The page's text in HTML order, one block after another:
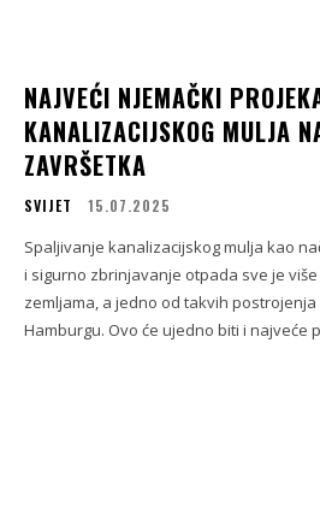
NAJVEĆI NJEMAČKI
KANALIZACIJSKOG MULJA
ZAVRŠETKA
SVIJET 15.07.2025
Spaljivanje kanalizacijskog mulja kao
i sigurno zbrinjavanje otpada sve je
zemljama, a jedno od takvih
Hamburgu. Ovo će ujedno biti i najveće